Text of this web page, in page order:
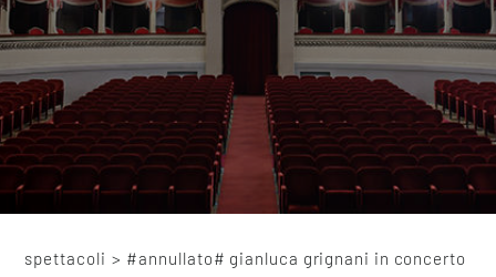
spettacoli > #annullato# gianluca grignani in concerto